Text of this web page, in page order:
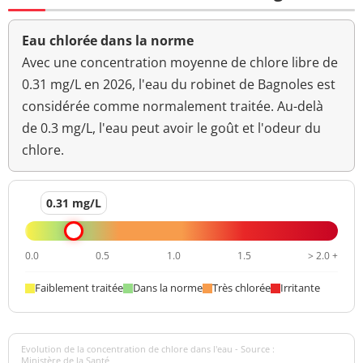
Eau chlorée dans la norme
Avec une concentration moyenne de chlore libre de
0.31 mg/L en 2026, l'eau du robinet de Bagnoles est
considérée comme normalement traitée. Au-delà
de 0.3 mg/L, l'eau peut avoir le goût et l'odeur du
chlore.
0.31 mg/L
0.0 0.5 1.0 1.5 > 2.0 +
Faiblement traitée Dans la norme Très chlorée Irritante
Evolution de la concentration de chlore dans l'eau - Source :
Ministère de la Santé